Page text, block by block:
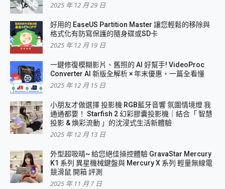
2025 年 12 月 29 日
好用的 EaseUS Partition Master 讓您輕鬆的移除與
格式化有防寫保護的隨身碟或SD卡
2025 年 12 月 19 日
一鍵修復模糊影片、舊照的 AI 好幫手! VideoProc
Converter AI 新版全解析 × 年末優惠，一篇全看懂
2025 年 12 月 15 日
小朋友才做選擇 投影機 RGB藍牙音響 氛圍情境燈 我
通通都要！ Starfish 2 幻彩膠囊投影機｜結合「 智慧
投影 & 煥彩流動 」的沈浸式生活新體驗
2025 年 12 月 13 日
外型超吸晴~ 給您絕佳操控體驗 GravaStar Mercury
K1 系列 異星機械鍵盤與 Mercury X 系列 輕量無線電
競滑鼠 開箱 評測
2025 年 11 月 7 日